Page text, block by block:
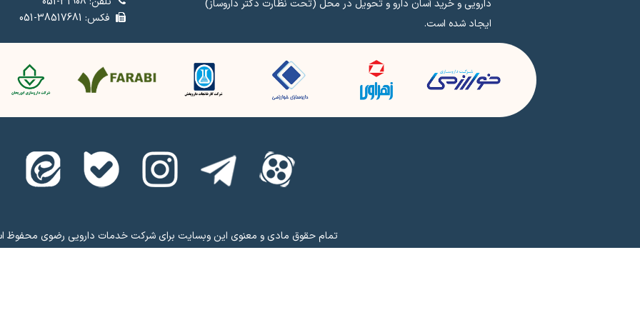
دارویی و خرید آسان دارو و تحویل در محل (تحت نظارت دکتر داروساز)
ایجاد شده است.
فکس: 38517681-051
تمام حقوق مادی و معنوی این وبسایت برای شرکت خدمات دارویی رضوی محفوظ